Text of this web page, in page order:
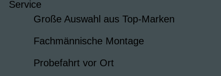
Service
Große Auswahl aus Top-Marken
Fachmännische Montage
Probefahrt vor Ort